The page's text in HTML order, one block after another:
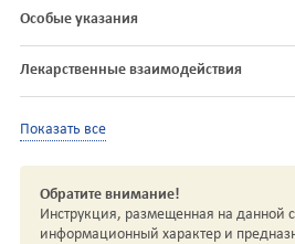
Особые указания
Лекарственные взаимодействия
Показать все
Обратите внимание!
Инструкция, размещенная на данной
информационный характер и